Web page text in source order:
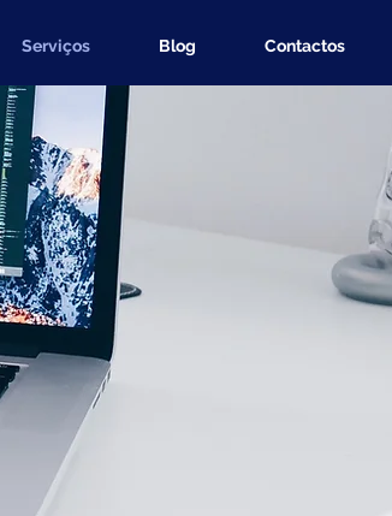
Serviços Blog Contactos